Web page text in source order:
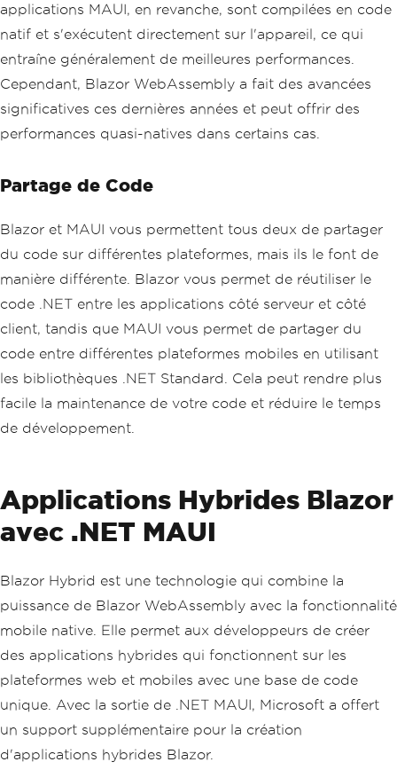
applications MAUI, en revanche, sont compilées en code
natif et s'exécutent directement sur l'appareil, ce qui
entraîne généralement de meilleures performances.
Cependant, Blazor WebAssembly a fait des avancées
significatives ces dernières années et peut offrir des
performances quasi-natives dans certains cas.
Partage de Code
Blazor et MAUI vous permettent tous deux de partager
du code sur différentes plateformes, mais ils le font de
manière différente. Blazor vous permet de réutiliser le
code .NET entre les applications côté serveur et côté
client, tandis que MAUI vous permet de partager du
code entre différentes plateformes mobiles en utilisant
les bibliothèques .NET Standard. Cela peut rendre plus
facile la maintenance de votre code et réduire le temps
de développement.
Applications Hybrides Blazor
avec .NET MAUI
Blazor Hybrid est une technologie qui combine la
puissance de Blazor WebAssembly avec la fonctionnalité
mobile native. Elle permet aux développeurs de créer
des applications hybrides qui fonctionnent sur les
plateformes web et mobiles avec une base de code
unique. Avec la sortie de .NET MAUI, Microsoft a offert
un support supplémentaire pour la création
d'applications hybrides Blazor.